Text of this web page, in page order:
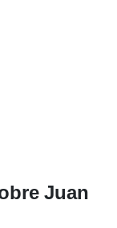
Juan